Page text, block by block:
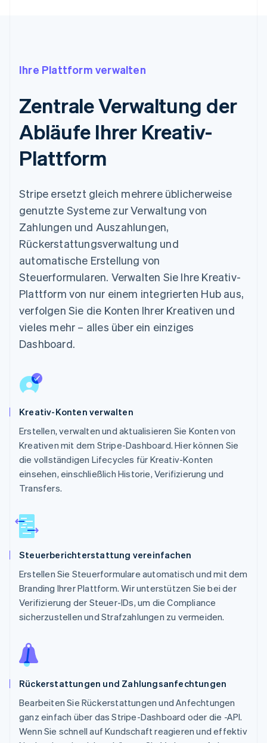
Ihre Plattform verwalten
Zentrale Verwaltung der
Abläufe Ihrer Kreativ-
Plattform
Stripe ersetzt gleich mehrere üblicherweise
genutzte Systeme zur Verwaltung von
Zahlungen und Auszahlungen,
Rückerstattungsverwaltung und
automatische Erstellung von
Steuerformularen. Verwalten Sie Ihre Kreativ-
Plattform von nur einem integrierten Hub aus,
verfolgen Sie die Konten Ihrer Kreativen und
vieles mehr – alles über ein einziges
Dashboard.
Kreativ-Konten verwalten
Erstellen, verwalten und aktualisieren Sie Konten von
Kreativen mit dem Stripe-Dashboard. Hier können Sie
die vollständigen Lifecycles für Kreativ-Konten
einsehen, einschließlich Historie, Verifizierung und
Transfers.
Steuerberichterstattung vereinfachen
Erstellen Sie Steuerformulare automatisch und mit dem
Branding Ihrer Plattform. Wir unterstützen Sie bei der
Verifizierung der Steuer-IDs, um die Compliance
sicherzustellen und Strafzahlungen zu vermeiden.
Rückerstattungen und Zahlungsanfechtungen
Bearbeiten Sie Rückerstattungen und Anfechtungen
ganz einfach über das Stripe-Dashboard oder die -API.
Wenn Sie schnell auf Kundschaft reagieren und effektiv